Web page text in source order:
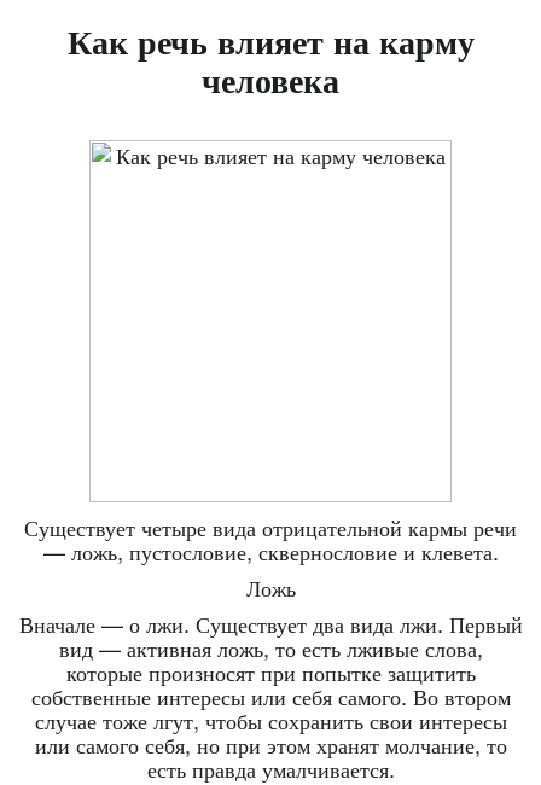
Как речь влияет на карму
человека
Существует четыре вида отрицательной кармы речи
— ложь, пустословие, сквернословие и клевета.
Ложь
Вначале — о лжи. Существует два вида лжи. Первый
вид — активная ложь, то есть лживые слова,
которые произносят при попытке защитить
собственные интересы или себя самого. Во втором
случае тоже лгут, чтобы сохранить свои интересы
или самого себя, но при этом хранят молчание, то
есть правда умалчивается.